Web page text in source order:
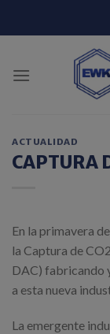
ACTUALIDAD
CAPTURA
En la primavera
la Captura de
DAC) fabricando
a esta nueva
La emergente